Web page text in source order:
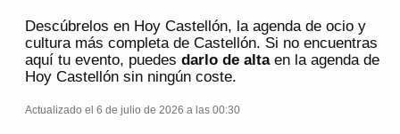
Descúbrelos en Hoy Castellón, la agenda de ocio y
cultura más completa de Castellón. Si no encuentras
aquí tu evento, puedes darlo de altaen la agenda de
Hoy Castellón sin ningún coste.
Actualizado el 6 de julio de 2026 a las 00:30